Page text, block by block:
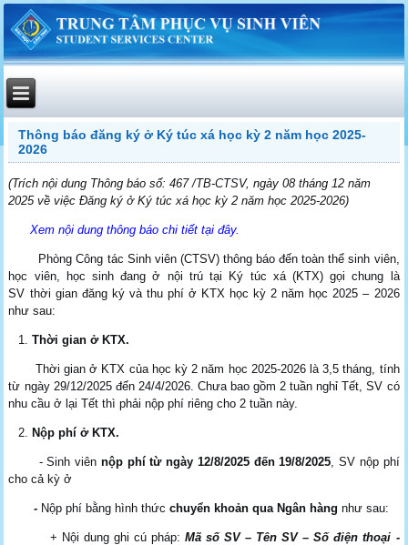
Thông báo đăng ký ở Ký túc xá học kỳ 2 năm học 2025-
2026
(Trích nội dung Thông báo số: 467 /TB-CTSV, ngày 08 tháng 12 năm
2025 về việc Đăng ký ở Ký túc xá học kỳ 2 năm học 2025-2026)
Xem nội dung thông báo chi tiết tại đây.
Phòng Công tác Sinh viên (CTSV) thông báo đến toàn thể sinh viên,
học viên, học sinh đang ở nội trú tại Ký túc xá (KTX)gọi chung là
SV thời gian đăng ký và thu phí ở KTX học kỳ 2 năm học 2025 – 2026
như sau:
Thời gian ở KTX.
Thời gian ở KTX của học kỳ 2 năm học 2025-2026 là 3,5 tháng, tính
từ ngày 29/12/2025 đến 24/4/2026. Chưa bao gồm 2 tuần nghỉ Tết, SV có
nhu cầu ở lại Tết thì phải nộp phí riêng cho 2 tuần này.
Nộp phí ở KTX.
-Sinh viên nộp phí từ ngày 12/8/2025 đến 19/8/2025 ,SV nộp phí
cho cả kỳ ở
- Nộp phí bằng hình thức chuyển khoản qua Ngân hàngnhư sau:
+ Nội dung ghi cú pháp:Mã số SV – Tên SV – Số điện thoại -